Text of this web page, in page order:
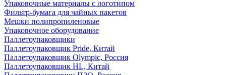
Упаковочные материалы с логотипом
Фильтр-бумага для чайных пакетов
Мешки полипропиленовые
Упаковочное оборудование
Паллетоупаковщики
Паллетоупаковщик Pride, Китай
Паллетоупаковщик Olympic, Россия
Паллетоупаковщик HL, Китай